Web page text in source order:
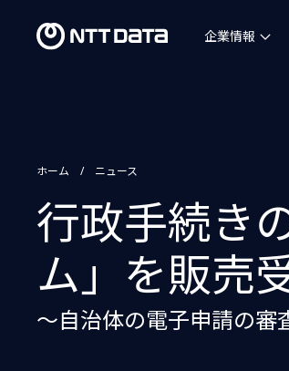
企業情報
ホーム ニュース
行政手続き
ム」を販売
～自治体の電子申請の審